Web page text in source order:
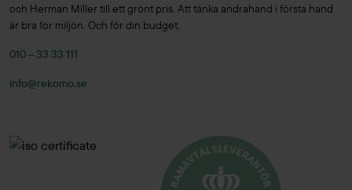
och Herman Miller till ett grönt pris. Att tänka andrahand i första hand
är bra för miljön. Och för din budget.
010 – 33 33 111
info@rekomo.se